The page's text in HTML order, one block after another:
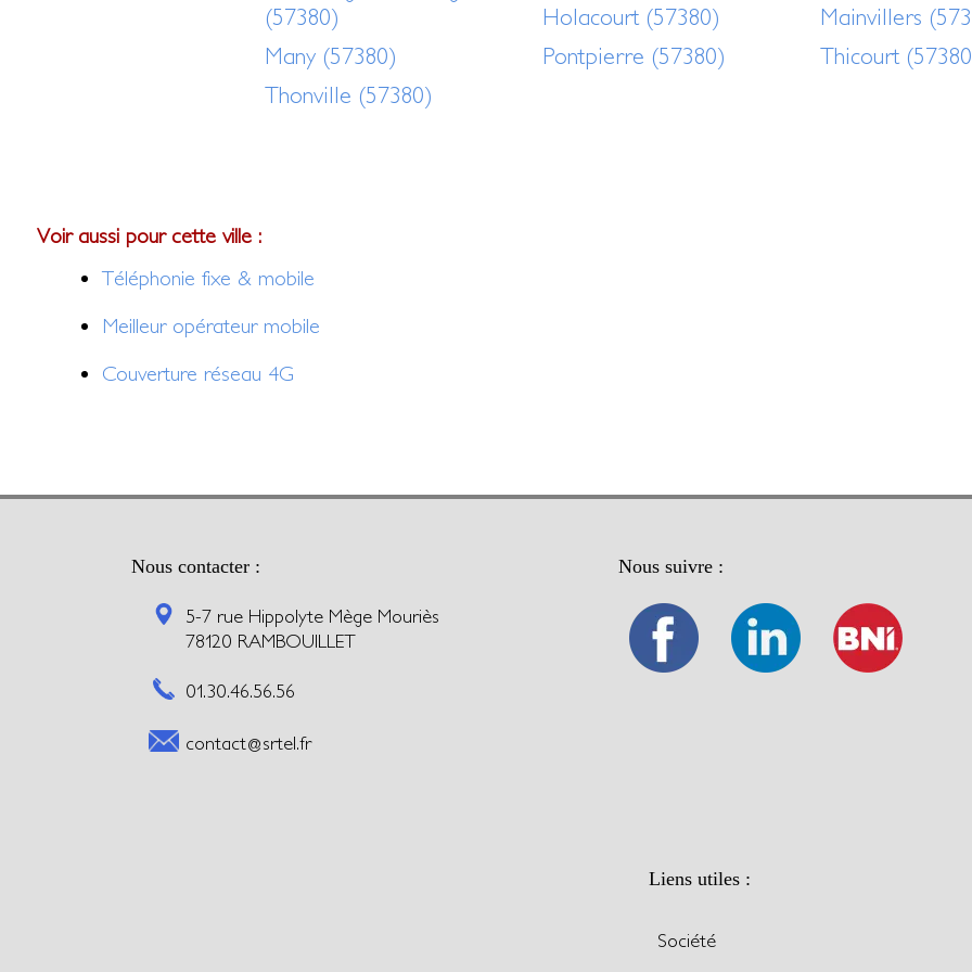
(57380)
Holacourt (57380)
Mainvillers
Many (57380)
Pontpierre (57380)
Thicourt
Thonville (57380)
Voir aussi pour cette ville :
Téléphonie fixe & mobile
Meilleur opérateur mobile
Couverture réseau 4G
Nous contacter :
5-7 rue Hippolyte Mège Mouriès
78120 RAMBOUILLET
01.30.46.56.56
contact@srtel.fr
Nous suivre :
Liens utiles :
Société